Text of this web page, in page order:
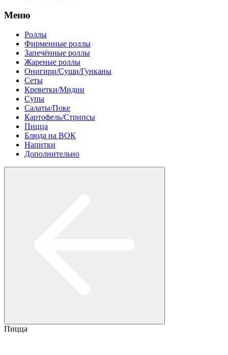
Меню
Роллы
Фирменные роллы
Запечённые роллы
Жареные роллы
Онигири/Суши/Гунканы
Сеты
Креветки/Мидии
Супы
Салаты/Поке
Картофель/Стрипсы
Пицца
Блюда на ВОК
Напитки
Дополнительно
Пицца